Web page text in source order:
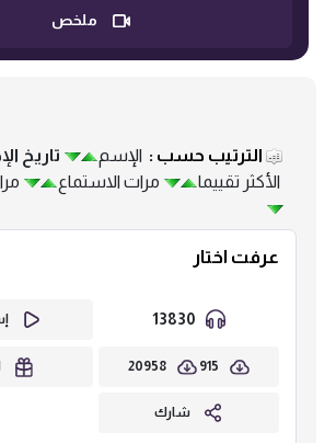
ملخص
الترتيب حسب : الإسم
تاريخ
الأكثر تقييما
مرات الاستماع
عرفت اختار
13830
915
20958
شارك